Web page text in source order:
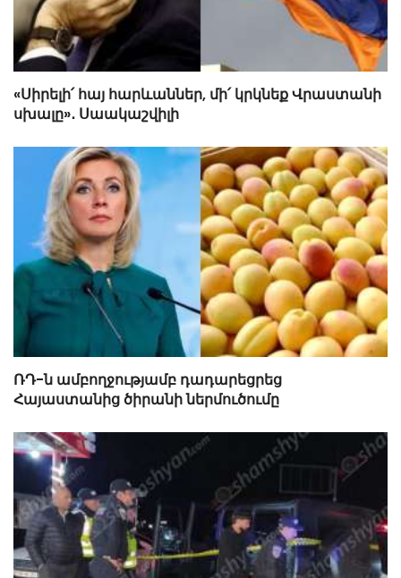
«Սիրելի՛ հայ հարևաններ, մի՛ կրկնեք Վրաստանի
սխալը»․ Սաակաշվիլի
ՌԴ-ն ամբողջությամբ դադարեցրեց
Հայաստանից ծիրանի ներմուծումը